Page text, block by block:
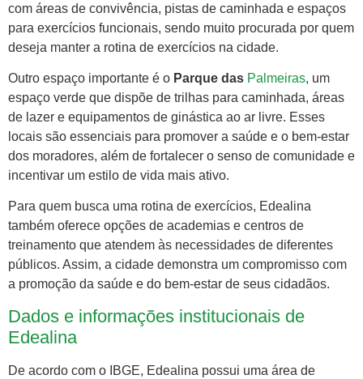
com áreas de convivência, pistas de caminhada e espaços
para exercícios funcionais, sendo muito procurada por quem
deseja manter a rotina de exercícios na cidade.
Outro espaço importante é o Parque das Palmeiras, um
espaço verde que dispõe de trilhas para caminhada, áreas
de lazer e equipamentos de ginástica ao ar livre. Esses
locais são essenciais para promover a saúde e o bem-estar
dos moradores, além de fortalecer o senso de comunidade e
incentivar um estilo de vida mais ativo.
Para quem busca uma rotina de exercícios, Edealina
também oferece opções de academias e centros de
treinamento que atendem às necessidades de diferentes
públicos. Assim, a cidade demonstra um compromisso com
a promoção da saúde e do bem-estar de seus cidadãos.
Dados e informações institucionais de
Edealina
De acordo com o IBGE, Edealina possui uma área de